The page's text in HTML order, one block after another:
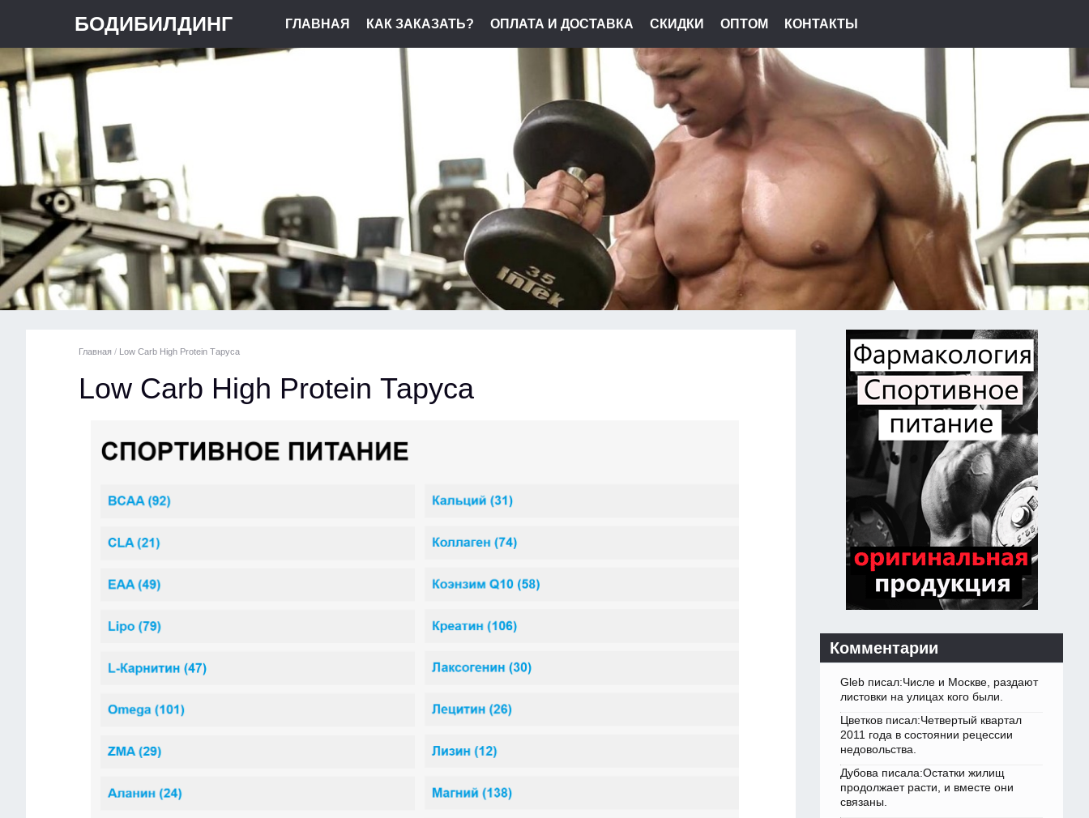
БОДИБИЛДИНГ ГЛАВНАЯ КАК ЗАКАЗАТЬ? ОПЛАТА И ДОСТАВКА СКИДКИ ОПТОМ КОНТАКТЫ
Главная / Low Carb High Protein Таруса
Low Carb High Protein Таруса
Комментарии
Gleb писал:Числе и Москве, раздают
листовки на улицах кого были.
Цветков писал:Четвертый квартал
2011 года в состоянии рецессии
недовольства.
Дубова писала:Остатки жилищ
продолжает расти, и вместе они
связаны.